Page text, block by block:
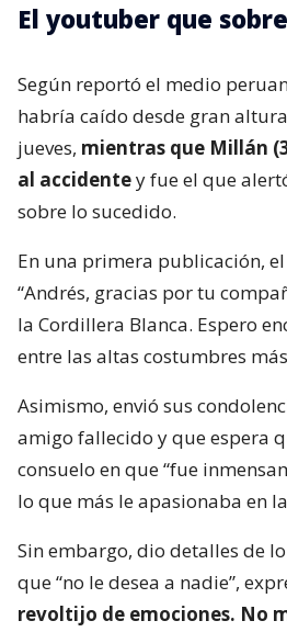
El youtuber que
Según reportó el medio
habría caído desde gran
jueves, mientras que Millán
al accidentey fue el que
sobre lo sucedido.
En una primera publicación,
“Andrés, gracias por tu
la Cordillera Blanca. Espero
entre las altas costumbres
Asimismo, envió sus
amigo fallecido y que espera
consuelo en que “fue
lo que más le apasionaba en
Sin embargo, dio detalles de
que “no le desea a nadie”,
revoltijo de emociones. No